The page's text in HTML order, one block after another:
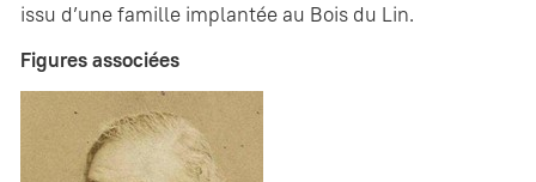
issu d’une famille implantée au Bois du Lin.
Figures associées